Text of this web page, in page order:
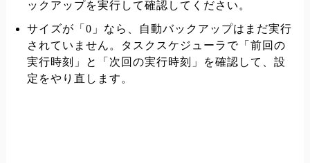
ックアップを実行して確認してください。
サイズが「0」なら、自動バックアップはまだ実行
されていません。タスクスケジューラで「前回の
実行時刻」と「次回の実行時刻」を確認して、設
定をやり直します。